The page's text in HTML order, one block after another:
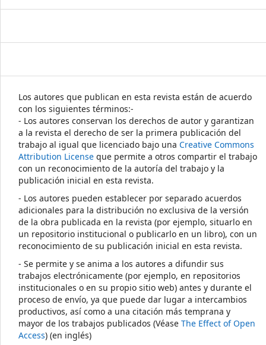
Los autores que publican en esta revista están de acuerdo
con los siguientes términos:-
- Los autores conservan los derechos de autor y garantizan
a la revista el derecho de ser la primera publicación del
trabajo al igual que licenciado bajo una Creative Commons
Attribution License que permite a otros compartir el trabajo
con un reconocimiento de la autoría del trabajo y la
publicación inicial en esta revista.
- Los autores pueden establecer por separado acuerdos
adicionales para la distribución no exclusiva de la versión
de la obra publicada en la revista (por ejemplo, situarlo en
un repositorio institucional o publicarlo en un libro), con un
reconocimiento de su publicación inicial en esta revista.
- Se permite y se anima a los autores a difundir sus
trabajos electrónicamente (por ejemplo, en repositorios
institucionales o en su propio sitio web) antes y durante el
proceso de envío, ya que puede dar lugar a intercambios
productivos, así como a una citación más temprana y
mayor de los trabajos publicados (Véase The Effect of Open
Access) (en inglés)